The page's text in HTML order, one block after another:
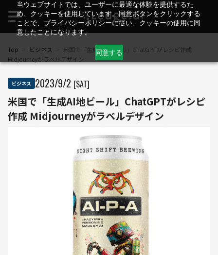
当ウェブサイトでは、ユーザーに最適な体験を提供するた
め、クッキーを使用しています。同意ボタンをクリックする
ことで、プライバシーポリシーに従い、クッキーの使用に同
意したことになります。
同意する
Top ビジネス
米国で「生成AI地ビール」ChatGPTがレシピ作成
Midjourneyがラベルデザイン
ビジネス 2023/9/2 [SAT]
米国で「生成AI地ビール」ChatGPTがレシピ
作成 Midjourneyがラベルデザイン